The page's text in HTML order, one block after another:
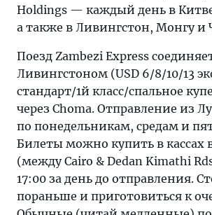
Holdings — каждый день в
а также в Ливингстон, Монгу и
Поезд Zambezi Express
Ливингстоном (USD 6/8/10/13
стандарт/1й класс/спальное
через Choma. Отправление из
по понедельникам, средам и
Билеты можно купить в кассах
(между Cairo & Dedan Kimathi
17:00 за день до отправления.
пораньше и приготовиться к